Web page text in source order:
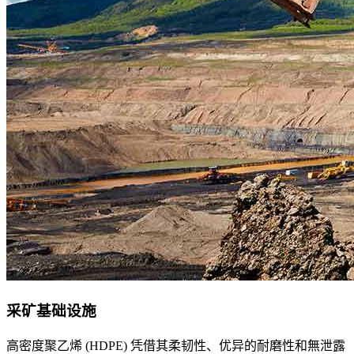
采矿基础设施
高密度聚乙烯 (HDPE) 凭借其柔韧性、优异的耐磨性和無泄露